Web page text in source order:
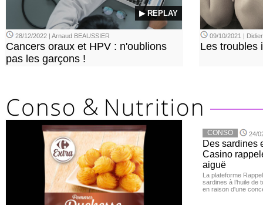
▶ REPLAY
28/12/2022 | Arnaud BEAUSSIER
Cancers oraux et HPV : n'oublions
pas les garçons !
09/10/2021 |
Les troubles
CONSO 24/
Des sardines
Casino
aiguë
La plateforme
sardines à l’huile de
en raison d'une